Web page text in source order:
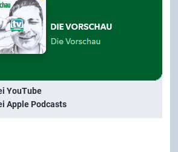
YouTube
Apple Podcasts